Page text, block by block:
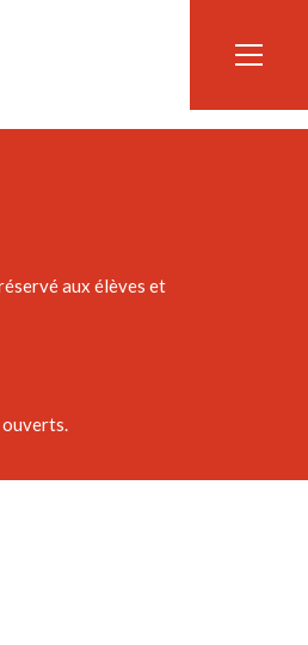
et les environs.
aux élèves et
ouverts.